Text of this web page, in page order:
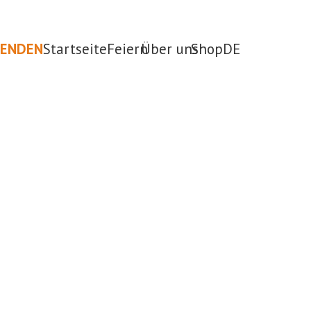
StartseiteFeiernÜber unsShopDE